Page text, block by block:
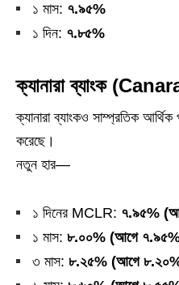
১ মাস: ৭.৯৫%
১ দিন: ৭.৮৫%
ক্যানারা ব্যাংক
ক্যানারা ব্যাংকও সাম্প্রতিক আর্থিক
করেছে।
নতুন হার—
১ দিনের MCLR: ৭.৯৫%
১ মাস: ৮.০০% (আগে
৩ মাস: ৮.২৫% (আগে